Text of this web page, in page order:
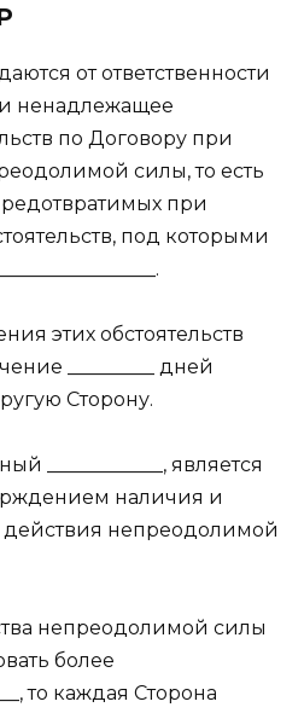
от ответственности
ненадлежащее
по Договору при
силы, то есть
при
под которыми
этих обстоятельств
_________ дней
Сторону.
____________, является
наличия и
непреодолимой
непреодолимой силы
более
то каждая Сторона